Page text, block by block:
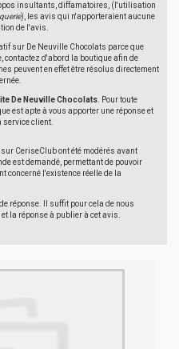
insultants, diffamatoires, (l'utilisation
), les avis qui n'apporteraient aucune
de l'avis.
sur De Neuville Chocolats parce que
contactez d'abord la boutique afin de
peuvent en effet être résolus directement
De Neuville Chocolats . Pour toute
est apte à vous apporter une réponse et
service client.
CeriseClub ont été modérés avant
est demandé, permettant de pouvoir
concerné l'existence réelle de la
réponse. Il suffit pour cela de nous
la réponse à publier à cet avis.